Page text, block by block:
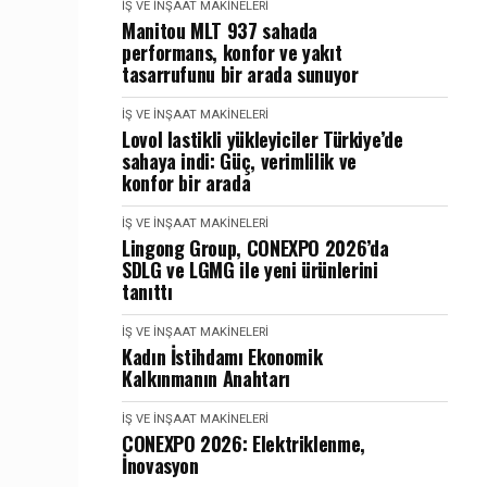
İŞ VE İNŞAAT MAKINELERI
Manitou MLT 937 sahada
performans, konfor ve yakıt
tasarrufunu bir arada sunuyor
İŞ VE İNŞAAT MAKINELERI
Lovol lastikli yükleyiciler Türkiye’de
sahaya indi: Güç, verimlilik ve
konfor bir arada
İŞ VE İNŞAAT MAKINELERI
Lingong Group, CONEXPO 2026’da
SDLG ve LGMG ile yeni ürünlerini
tanıttı
İŞ VE İNŞAAT MAKINELERI
Kadın İstihdamı Ekonomik
Kalkınmanın Anahtarı
İŞ VE İNŞAAT MAKINELERI
CONEXPO 2026: Elektriklenme,
İnovasyon